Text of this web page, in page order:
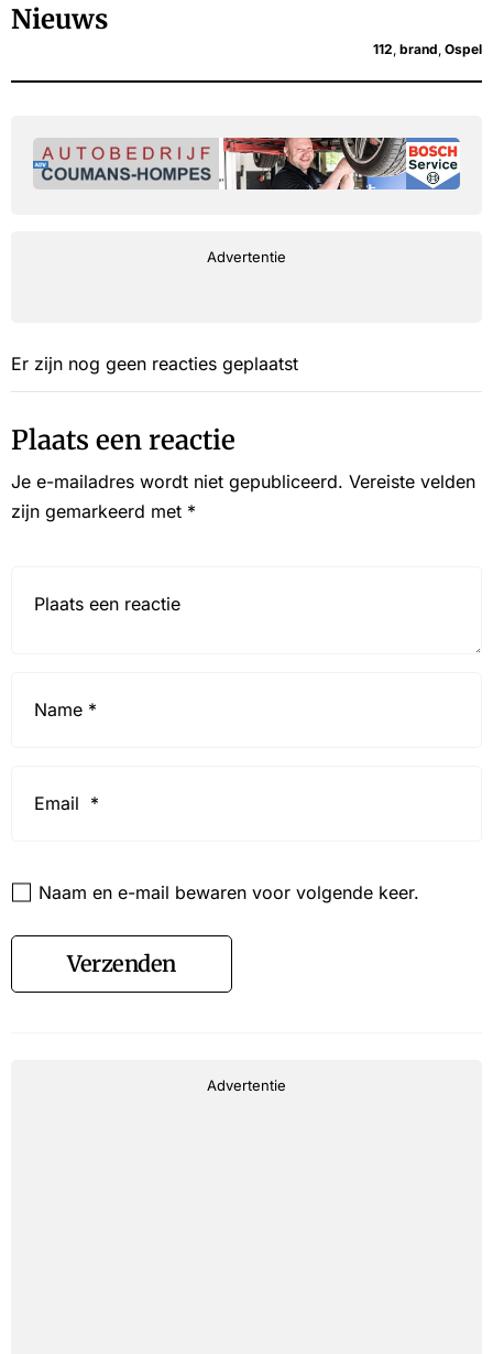
Nieuws
112 brand Ospel
Advertentie
Er zijn nog geen reacties geplaatst
Plaats een reactie
Je e-mailadres wordt niet gepubliceerd. Vereiste velden
zijn gemarkeerd met *
Naam en e-mail bewaren voor volgende keer.
Verzenden
Advertentie